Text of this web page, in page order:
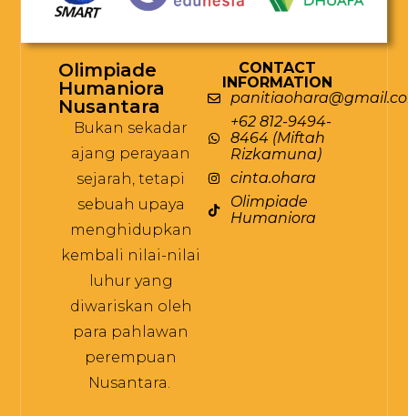
Olimpiade
Humaniora
Nusantara
Bukan sekadar
ajang perayaan
sejarah, tetapi
sebuah upaya
menghidupkan
kembali nilai-nilai
luhur yang
diwariskan oleh
para pahlawan
perempuan
Nusantara.
CONTACT
INFORMATION
+62 812-9494-
8464 (Miftah
Rizkamuna)
cinta.ohara
Olimpiade
Humaniora